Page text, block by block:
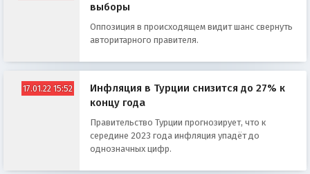
выборы
Оппозиция в происходящем видит шанс свернуть
авторитарного правителя.
17.01.22 15:52
Инфляция в Турции снизится до 27% к
концу года
Правительство Турции прогнозирует, что к
середине 2023 года инфляция упадёт до
однозначных цифр.